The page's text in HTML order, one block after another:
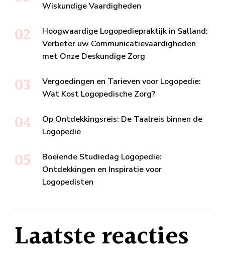
Wiskundige Vaardigheden
Hoogwaardige Logopediepraktijk in Salland:
Verbeter uw Communicatievaardigheden
met Onze Deskundige Zorg
Vergoedingen en Tarieven voor Logopedie:
Wat Kost Logopedische Zorg?
Op Ontdekkingsreis: De Taalreis binnen de
Logopedie
Boeiende Studiedag Logopedie:
Ontdekkingen en Inspiratie voor
Logopedisten
Laatste reacties